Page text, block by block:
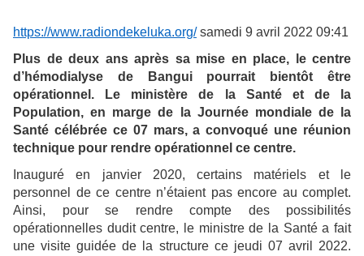
https://www.radiondekeluka.org/samedi 9 avril 2022 09:41
Plus de deux ans après sa mise en place, le centre
d’hémodialyse de Bangui pourrait bientôt être
opérationnel. Le ministère de la Santé et de la
Population, en marge de la Journée mondiale de la
Santé célébrée ce 07 mars, a convoqué une réunion
technique pour rendre opérationnel ce centre.
Inauguré en janvier 2020, certains matériels et le
personnel de ce centre n’étaient pas encore au complet.
Ainsi, pour se rendre compte des possibilités
opérationnelles dudit centre, le ministre de la Santé a fait
une visite guidée de la structure ce jeudi 07 avril 2022.